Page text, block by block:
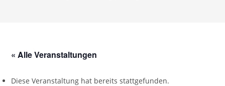
« Alle Veranstaltungen
Diese Veranstaltung hat bereits stattgefunden.